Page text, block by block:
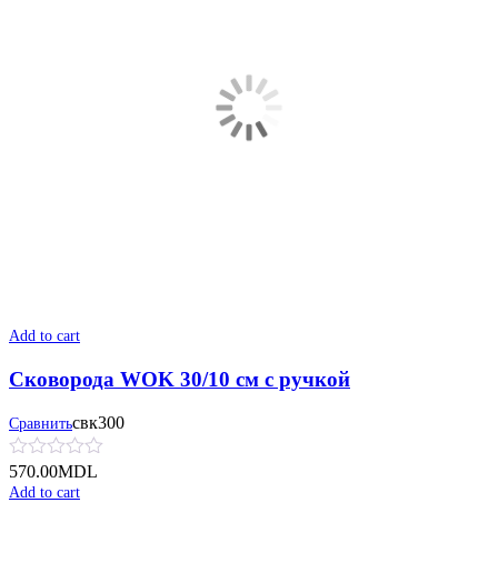
Add to cart
Сковорода WOK 30/10 см с ручкой
Сравнитьсвк300
570.00MDL
Add to cart